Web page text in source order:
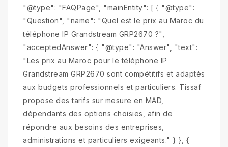
"@type": "FAQPage", "mainEntity": [ { "@type":
"Question", "name": "Quel est le prix au Maroc du
téléphone IP Grandstream GRP2670 ?",
"acceptedAnswer": { "@type": "Answer", "text":
"Les prix au Maroc pour le téléphone IP
Grandstream GRP2670 sont compétitifs et adaptés
aux budgets professionnels et particuliers. Tissaf
propose des tarifs sur mesure en MAD,
dépendants des options choisies, afin de
répondre aux besoins des entreprises,
administrations et particuliers exigeants." } }, {